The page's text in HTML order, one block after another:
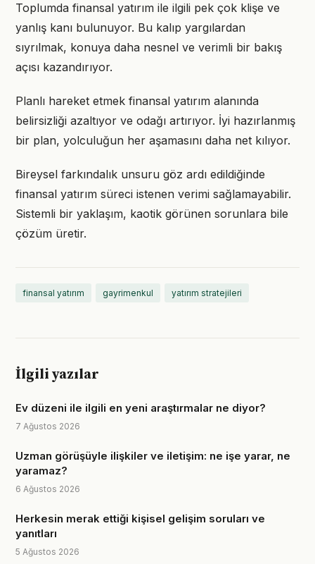
Toplumda finansal yatırım ile ilgili pek çok klişe ve
yanlış kanı bulunuyor. Bu kalıp yargılardan
sıyrılmak, konuya daha nesnel ve verimli bir bakış
açısı kazandırıyor.
Planlı hareket etmek finansal yatırım alanında
belirsizliği azaltıyor ve odağı artırıyor. İyi hazırlanmış
bir plan, yolculuğun her aşamasını daha net kılıyor.
Bireysel farkındalık unsuru göz ardı edildiğinde
finansal yatırım süreci istenen verimi sağlamayabilir.
Sistemli bir yaklaşım, kaotik görünen sorunlara bile
çözüm üretir.
finansal yatırım gayrimenkul yatırım stratejileri
İlgili yazılar
Ev düzeni ile ilgili en yeni araştırmalar ne diyor?
7 Ağustos 2026
Uzman görüşüyle ilişkiler ve iletişim: ne işe yarar, ne
yaramaz?
6 Ağustos 2026
Herkesin merak ettiği kişisel gelişim soruları ve
yanıtları
5 Ağustos 2026